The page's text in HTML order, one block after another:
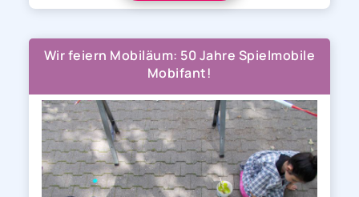
Wir feiern Mobiläum: 50 Jahre Spielmobile
Mobifant!